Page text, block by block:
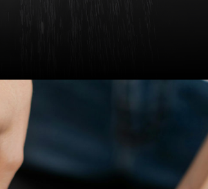
মুখ ধোয়াসহ নিয়মিত